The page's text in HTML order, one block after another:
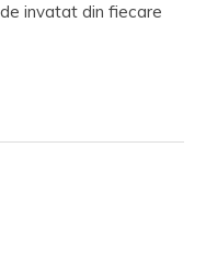
invatat din fiecare